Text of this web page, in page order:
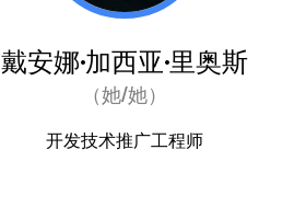
戴安娜·加西亚·里奥斯
（她/她）
开发技术推广工程师